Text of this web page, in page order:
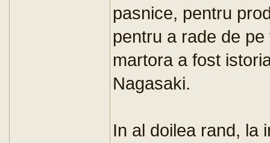
pasnice, pentru
pentru a rade de
martora a fost
Nagasaki.
In al doilea rand, la